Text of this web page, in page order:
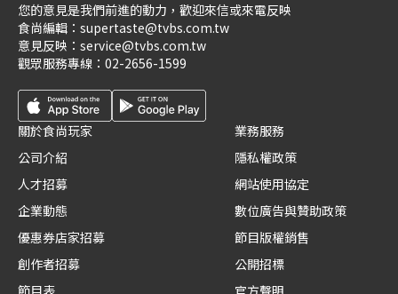
您的意見是我們前進的動力，歡迎來信或來電反映
食尚編輯： supertaste@tvbs.com.tw
意見反映： service@tvbs.com.tw
觀眾服務專線： 02-2656-1599
關於食尚玩家
公司介紹
人才招募
企業動態
優惠券店家招募
創作者招募
節目表
業務服務
隱私權政策
網站使用協定
數位廣告與贊助政策
節目版權銷售
公開招標
官方聲明